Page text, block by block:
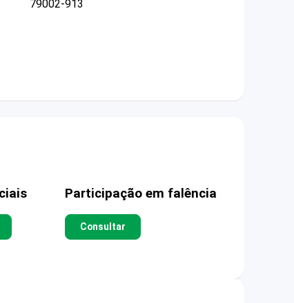
79002-913
Participação em falência
Consultar